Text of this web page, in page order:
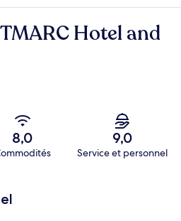
Hotel and
8,0 9,0
Service et personnel